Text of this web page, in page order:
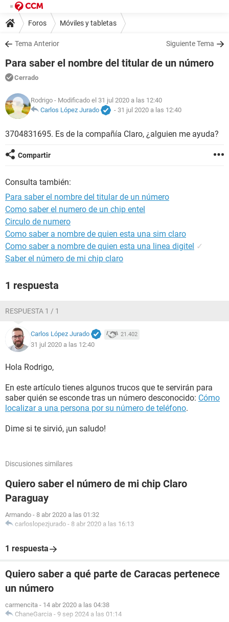
Foros Móviles y tabletas
Tema Anterior Siguiente Tema
Para saber el nombre del titular de un número
Cerrado
Rodrigo - Modificado el 31 jul 2020 a las 12:40
Carlos López Jurado
- 31 jul 2020 a las 12:40
3704831695. Es de la compañía Claro, ¿alguien me ayuda?
Compartir
Consulta también:
Para saber el nombre del titular de un número
Como saber el numero de un chip entel
Circulo de numero
Como saber a nombre de quien esta una sim claro
Como saber a nombre de quien esta una linea digitel ✓
Saber el número de mi chip claro
1 respuesta
RESPUESTA 1 / 1
Carlos López Jurado 21.402
31 jul 2020 a las 12:40
Hola Rodrigo,
En este artículo tienes algunos trucos que te servirán para
saber quién se esconde tras un número desconocido: Cómo
localizar a una persona por su número de teléfono.
Dime si te sirvió, ¡un saludo!
Discusiones similares
Quiero saber el número de mi chip Claro
Paraguay
Armando - 8 abr 2020 a las 01:32
carloslopezjurado - 8 abr 2020 a las 16:13
1 respuesta
Quiero saber a qué parte de Caracas pertenece
un número
carmencita - 14 abr 2020 a las 04:38
ChaneGarcia - 9 sep 2024 a las 01:14